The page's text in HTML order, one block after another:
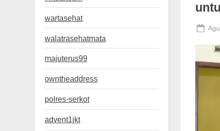
wartasehat
walatrasehatmata
majuterus99
owntheaddress
polres-serkot
advent1jkt